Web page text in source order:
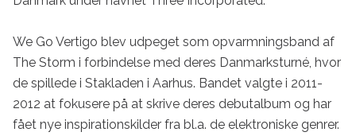
We Go Vertigo blev udpeget som opvarmningsband af
The Storm i forbindelse med deres Danmarksturné, hvor
de spillede i Stakladen i Aarhus. Bandet valgte i 2011-
2012 at fokusere på at skrive deres debutalbum og har
fået nye inspirationskilder fra bl.a. de elektroniske genrer.